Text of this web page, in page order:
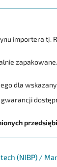
importera tj.
dla
(NIBP) /